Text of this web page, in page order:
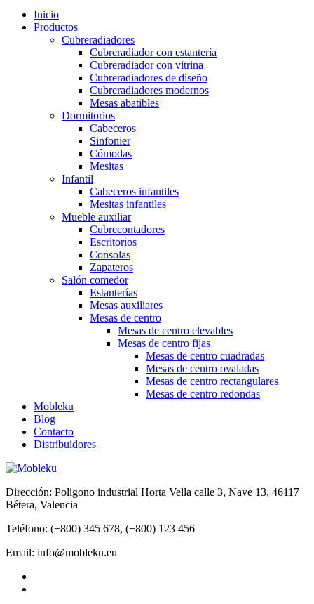
Inicio
Productos
Cubreradiadores
Cubreradiador con estantería
Cubreradiador con vitrina
Cubreradiadores de diseño
Cubreradiadores modernos
Mesas abatibles
Dormitorios
Cabeceros
Sinfonier
Cómodas
Mesitas
Infantil
Cabeceros infantiles
Mesitas infantiles
Mueble auxiliar
Cubrecontadores
Escritorios
Consolas
Zapateros
Salón comedor
Estanterías
Mesas auxiliares
Mesas de centro
Mesas de centro elevables
Mesas de centro fijas
Mesas de centro cuadradas
Mesas de centro ovaladas
Mesas de centro rectangulares
Mesas de centro redondas
Mobleku
Blog
Contacto
Distribuidores
Dirección: Poligono industrial Horta Vella calle 3, Nave 13, 46117
Bétera, Valencia
Teléfono: (+800) 345 678, (+800) 123 456
Email: info@mobleku.eu